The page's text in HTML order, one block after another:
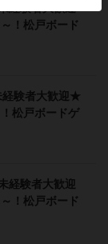
！松戸ボード
験者大歓迎★
松戸ボードゲ
経験者大歓迎
！松戸ボード